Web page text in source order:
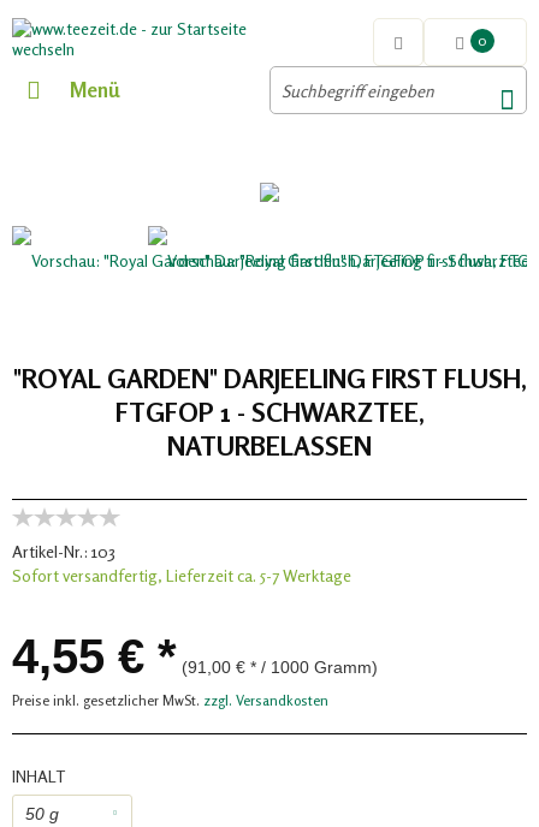
0
Menü
"ROYAL GARDEN" DARJEELING FIRST FLUSH,
FTGFOP 1 - SCHWARZTEE,
NATURBELASSEN
Artikel-Nr.: 103
Sofort versandfertig, Lieferzeit ca. 5-7 Werktage
4,55 € * (91,00 € * / 1000 Gramm)
Preise inkl. gesetzlicher MwSt. zzgl. Versandkosten
INHALT